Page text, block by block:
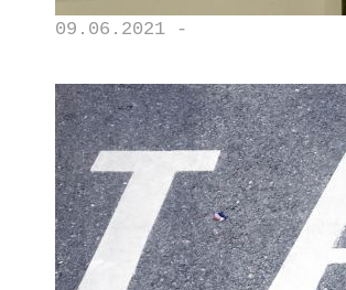
09.06.2021 -